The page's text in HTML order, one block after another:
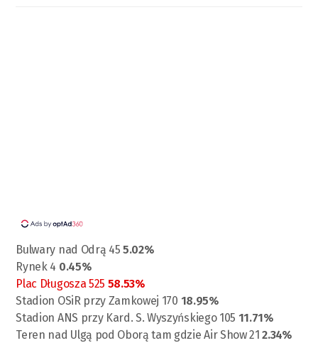
Bulwary nad Odrą 455.02%
Rynek 4 0.45%
Plac Długosza 525 58.53%
Stadion OSiR przy Zamkowej 170 18.95%
Stadion ANS przy Kard. S. Wyszyńskiego 105 11.71%
Teren nad Ulgą pod Oborą tam gdzie Air Show 212.34%